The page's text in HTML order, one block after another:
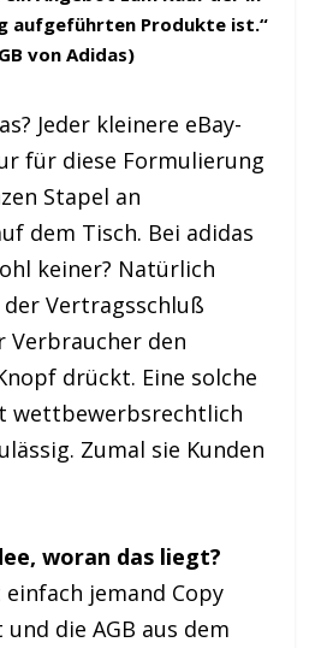
aufgeführten Produkte ist.“
von Adidas)
Jeder kleinere eBay-
für diese Formulierung
Stapel an
dem Tisch. Bei adidas
keiner? Natürlich
Vertragsschluß
Verbraucher den
drückt. Eine solche
wettbewerbsrechtlich
Zumal sie Kunden
woran das liegt?
einfach jemand Copy
die AGB aus dem